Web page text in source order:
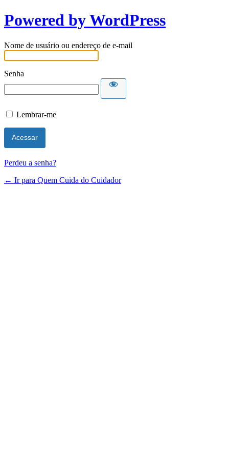
Powered by WordPress
Nome de usuário ou endereço de e-mail
Senha
Lembrar-me
Perdeu a senha?
← Ir para Quem Cuida do Cuidador